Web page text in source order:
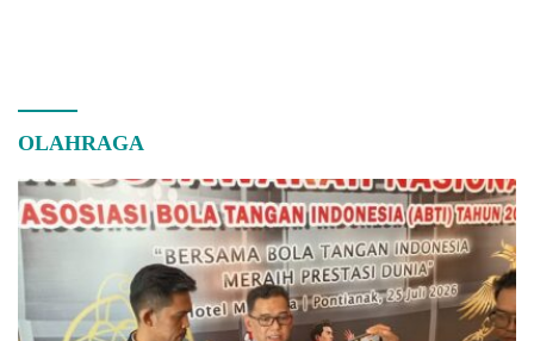
OLAHRAGA